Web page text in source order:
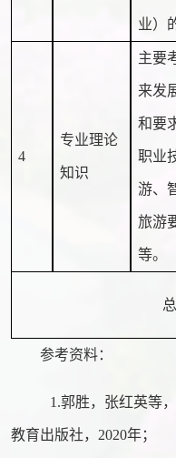
业）
4
专业理论
知识
主要
来发
和要
职业
游、
旅游
等。
总
参考资料：
1.郭胜，张红英等，
教育出版社， 2020年；